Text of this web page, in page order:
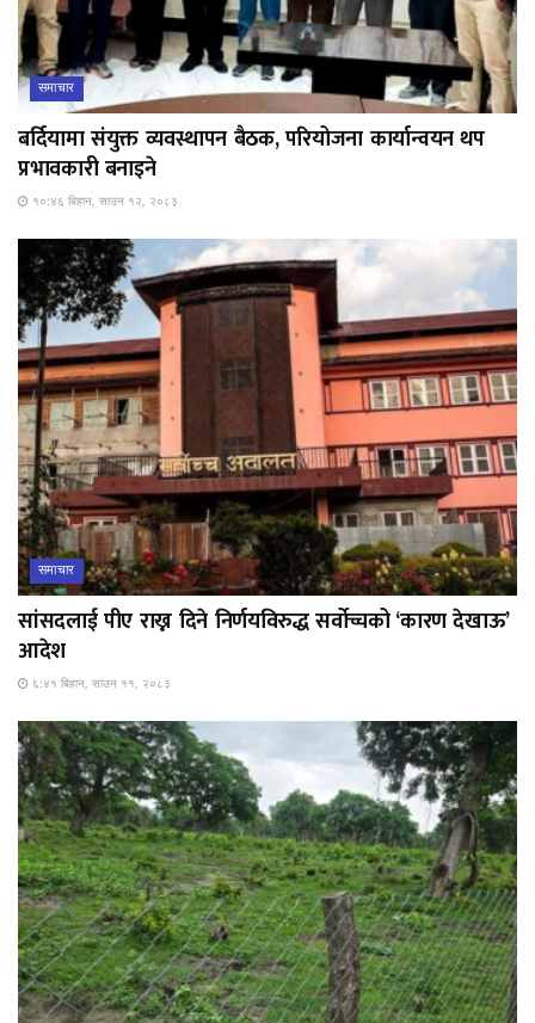
समाचार
बर्दियामा संयुक्त व्यवस्थापन बैठक, परियोजना कार्यान्वयन थप
प्रभावकारी बनाइने
१०:४६ बिहान, साउन १२, २०८३
समाचार
सांसदलाई पीए राख्न दिने निर्णयविरुद्ध सर्वोच्चको ‘कारण देखाऊ’
आदेश
६:४१ बिहान, साउन ११, २०८३